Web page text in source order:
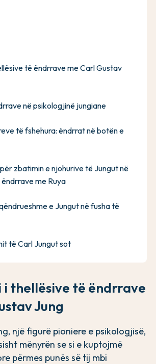
i thellësive të ëndrrave
Jung
një figurë pioniere e psikologjisë,
mënyrën se si e kuptojmë
përmes punës së tij mbi
të ëndrrave me Carl Gustav
në psikologjinë jungiane
të fshehura: ëndrrat në botën e
zbatimin e njohurive të Jungut në
me Ruya
e Jungut në fusha të
të Carl Jungut sot